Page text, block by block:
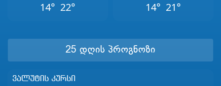
14° 22° 14° 21°
25 დღის პროგნოზი
ვალუტის კურსი